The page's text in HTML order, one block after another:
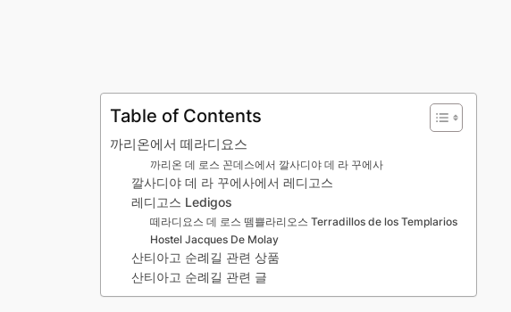
Table of Contents
까리온에서 떼라디요스
까리온 데 로스 꼰데스에서 깔사디야 데 라 꾸에사
깔사디야 데 라 꾸에사에서 레디고스
레디고스 Ledigos
떼라디요스 데 로스 뗌쁠라리오스 Terradillos de los Templarios
Hostel Jacques De Molay
산티아고 순례길 관련 상품
산티아고 순례길 관련 글